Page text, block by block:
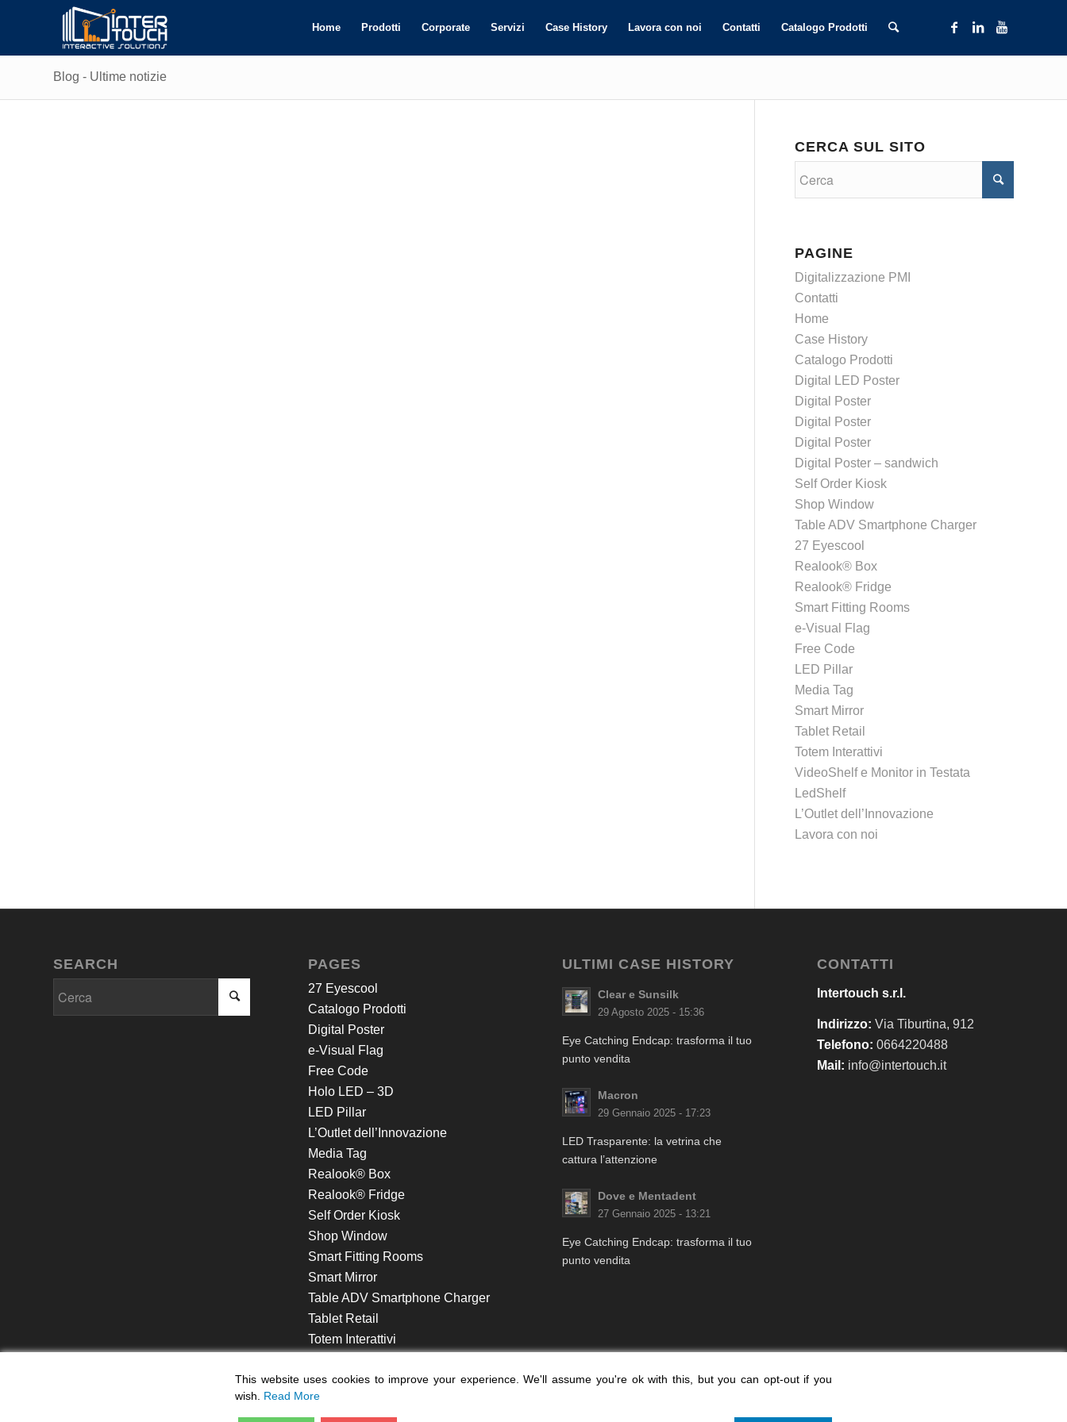
Home Prodotti Corporate Servizi Case History Lavora con noi Contatti Catalogo Prodotti
Blog - Ultime notizie
CERCA SUL SITO
PAGINE
Digitalizzazione PMI
Contatti
Home
Case History
Catalogo Prodotti
Digital LED Poster
Digital Poster
Digital Poster
Digital Poster
Digital Poster – sandwich
Self Order Kiosk
Shop Window
Table ADV Smartphone Charger
27 Eyescool
Realook® Box
Realook® Fridge
Smart Fitting Rooms
e-Visual Flag
Free Code
LED Pillar
Media Tag
Smart Mirror
Tablet Retail
Totem Interattivi
VideoShelf e Monitor in Testata
LedShelf
L’Outlet dell’Innovazione
Lavora con noi
SEARCH PAGES
27 Eyescool
Catalogo Prodotti
Digital Poster
e-Visual Flag
Free Code
Holo LED – 3D
LED Pillar
L’Outlet dell’Innovazione
Media Tag
Realook® Box
Realook® Fridge
Self Order Kiosk
Shop Window
Smart Fitting Rooms
Smart Mirror
Table ADV Smartphone Charger
Tablet Retail
Totem Interattivi
ULTIMI CASE HISTORY
Clear e Sunsilk
29 Agosto 2025 - 15:36
Eye Catching Endcap: trasforma il tuo
punto vendita
Macron
29 Gennaio 2025 - 17:23
LED Trasparente: la vetrina che
cattura l’attenzione
Dove e Mentadent
27 Gennaio 2025 - 13:21
Eye Catching Endcap: trasforma il tuo
punto vendita
CONTATTI
Intertouch s.r.l.
Indirizzo: Via Tiburtina, 912
Telefono: 0664220488
Mail: info@intertouch.it
This website uses cookies to improve your experience. We'll assume you're ok with this, but you can opt-out if you
wish. Read More